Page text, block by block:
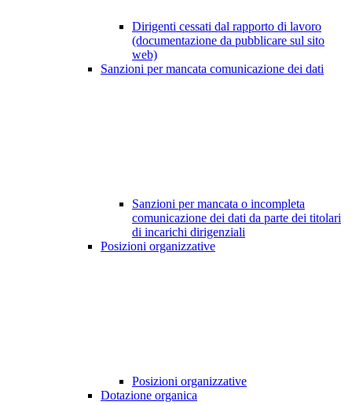
Dirigenti cessati dal rapporto di lavoro
(documentazione da pubblicare sul sito
web)
Sanzioni per mancata comunicazione dei dati
Sanzioni per mancata o incompleta
comunicazione dei dati da parte dei titolari
di incarichi dirigenziali
Posizioni organizzative
Posizioni organizzative
Dotazione organica